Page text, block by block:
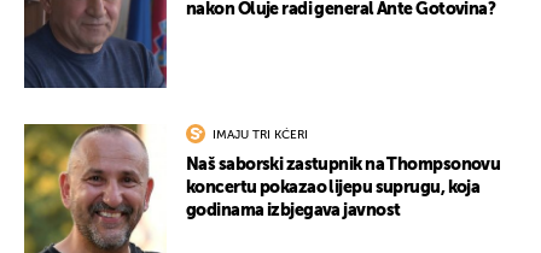
nakon Oluje radi general Ante Gotovina?
IMAJU TRI KĆERI
Naš saborski zastupnik na Thompsonovu
koncertu pokazao lijepu suprugu, koja
godinama izbjegava javnost